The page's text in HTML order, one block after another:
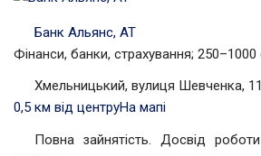
Банк Альянс, АТ
Фінанси, банки, страхування; 250–1000
Хмельницький, вулиця Шевченка,
0,5 км від центруНа мапі
Повна зайнятість. Досвід